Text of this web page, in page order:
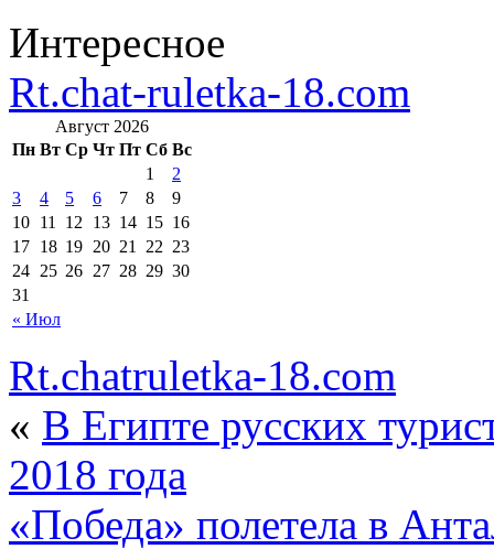
Интересное
Rt.chat-ruletka-18.com
Август 2026
Пн Вт Ср Чт Пт Сб Вс
« Июл
1
2
3
4 5 6 7 8
9
10 11 12 13 14 15 16
17 18 19 20 21 22 23
24 25 26 27 28 29 30
31
Rt.chatruletka-18.com
« В Египте русских
2018 года
«Победа» полетела в